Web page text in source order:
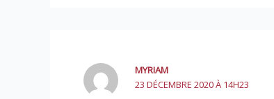
MYRIAM
23 DÉCEMBRE 2020 À 14H23